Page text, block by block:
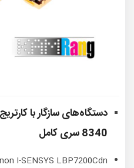
دستگاه‌های سازگار با
8340 سری کامل
I-SENSYS LBP7200Cdn